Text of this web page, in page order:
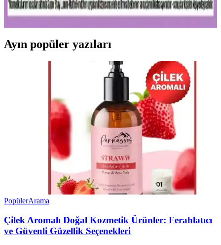
seçenekler ve doğru uygulama ipuçlarıyla makyajınızı
mükemmelleştirin.
Ayın popüler yazıları
PopülerArama
Çilek Aromalı Doğal Kozmetik Ürünler: Ferahlatıcı
ve Güvenli Güzellik Seçenekleri